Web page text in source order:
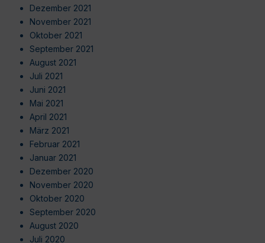
Dezember 2021
November 2021
Oktober 2021
September 2021
August 2021
Juli 2021
Juni 2021
Mai 2021
April 2021
März 2021
Februar 2021
Januar 2021
Dezember 2020
November 2020
Oktober 2020
September 2020
August 2020
Juli 2020